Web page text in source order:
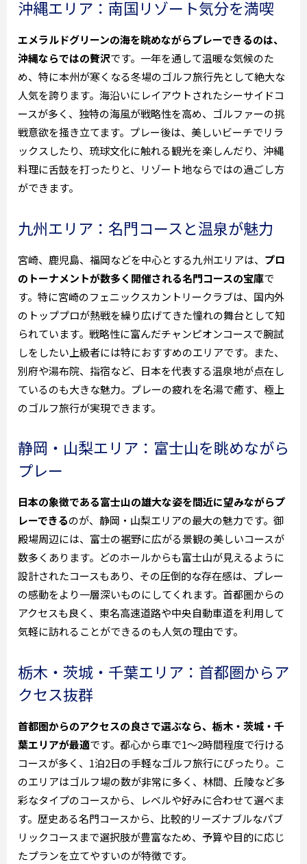
沖縄エリア：南国リゾート気分を満喫
エメラルドグリーンの海を眺めながらプレーできるのは、
沖縄ならではの贅沢です。一年を通して温暖な気候のた
め、特に本州が寒くなる冬場のゴルフ旅行先として絶大な
人気を誇ります。海沿いにレイアウトされたシーサイドコ
ースが多く、独特の海風が戦略性を高め、ゴルファーの挑
戦意欲を掻き立てます。プレー後は、美しいビーチでリラ
ックスしたり、琉球文化に触れる観光を楽しんだり、沖縄
料理に舌鼓を打ったりと、リゾート地ならではの過ごし方
ができます。
九州エリア：名門コースと温泉が魅力
宮崎、鹿児島、福岡などを中心とする九州エリアは、 プロ
のトーナメントが数多く開催される名門コースの宝庫で
す。特に宮崎のフェニックスカントリークラブは、国内外
のトッププロが熱戦を繰り広げてきた憧れの舞台として知
られています。戦略性に富んだチャンピオンコースで腕試
しをしたい上級者には特におすすめのエリアです。また、
別府や湯布院、指宿など、日本を代表する温泉地が点在し
ているのも大きな魅力。プレーの疲れを名湯で癒す、極上
のゴルフ旅行が実現できます。
静岡・山梨エリア：富士山を眺めながら
プレー
日本の象徴である富士山の雄大な姿を間近に望みながらプ
レーできるのが、静岡・山梨エリアの最大の魅力です。御
殿場周辺には、富士の裾野に広がる景観の美しいコースが
数多くあります。どのホールからも富士山が見えるように
設計されたコースもあり、その圧倒的な存在感は、プレー
の感動をより一層深いものにしてくれます。首都圏からの
アクセスも良く、東名高速道路や中央自動車道を利用して
気軽に訪れることができるのも人気の理由です。
栃木・茨城・千葉エリア：首都圏からア
クセス抜群
首都圏からのアクセスの良さで選ぶなら、栃木・茨城・千
葉エリアが最適です。都心から車で1～2時間程度で行ける
コースが多く、1泊2日の手軽なゴルフ旅行にぴったり。こ
のエリアはゴルフ場の数が非常に多く、林間、丘陵など多
彩なタイプのコースから、レベルや好みに合わせて選べま
す。歴史ある名門コースから、比較的リーズナブルなパブ
リックコースまで選択肢が豊富なため、予算や目的に応じ
たプランを立てやすいのが特徴です。